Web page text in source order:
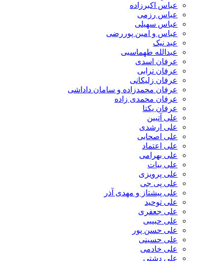
عباس اکبرزاده
عباس رزمی
عباس سهیلی
عباس و امین پوررضی
عبد نیک
عبدالله طهماسبی‎
عرفان اسدی
عرفان ترابی
عرفان زلیکانی
عرفان محمدزاده و سامان داداشی
عرفان محمدی زاده
عرفان یکتا
علی آتبین
علی ارشدی
علی اصحابی
علی اعتماد
علی بهرامی
علی بیات
علی پرویزی
علی پی جی
علی پیشتاز و مهدی آذر
علی توحید
علی جعفری
علی حبیبی
علی حسن پور
علی حسینی
علی خادمی
علی دشتی